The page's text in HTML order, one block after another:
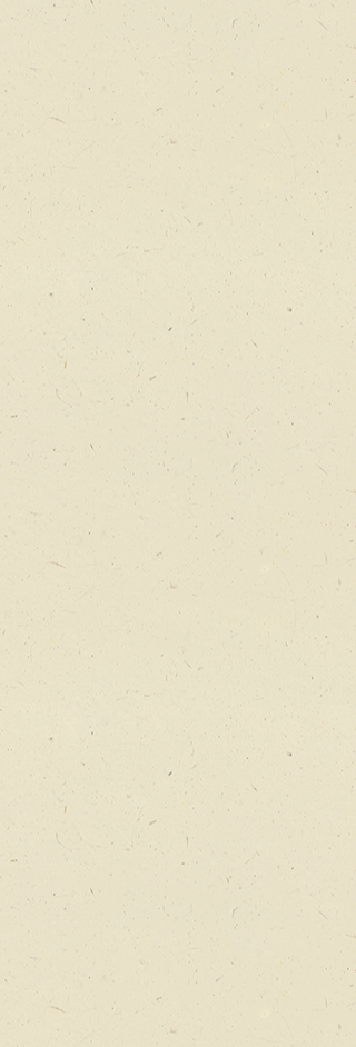
לילה במוזיאון
השומר
הנחוש
והפסל
הנחוש
עוד
יותר
מיזאנפלס
מרימות
את
הראש
מהמסך
מעלה מטה
ילדים
ששואפים
גבוהה